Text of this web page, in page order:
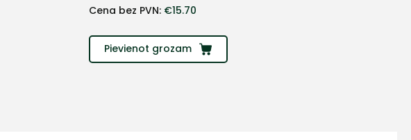
Cena bez PVN: €15.70
Pievienot grozam